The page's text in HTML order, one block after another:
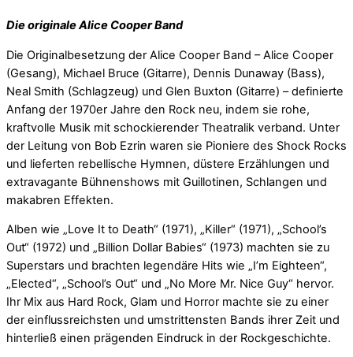
Die originale Alice Cooper Band
Die Originalbesetzung der Alice Cooper Band – Alice Cooper
(Gesang), Michael Bruce (Gitarre), Dennis Dunaway (Bass),
Neal Smith (Schlagzeug) und Glen Buxton (Gitarre) – definierte
Anfang der 1970er Jahre den Rock neu, indem sie rohe,
kraftvolle Musik mit schockierender Theatralik verband. Unter
der Leitung von Bob Ezrin waren sie Pioniere des Shock Rocks
und lieferten rebellische Hymnen, düstere Erzählungen und
extravagante Bühnenshows mit Guillotinen, Schlangen und
makabren Effekten.
Alben wie „Love It to Death“ (1971), „Killer“ (1971), „School’s
Out“ (1972) und „Billion Dollar Babies“ (1973) machten sie zu
Superstars und brachten legendäre Hits wie „I’m Eighteen“,
„Elected“, „School’s Out“ und „No More Mr. Nice Guy“ hervor.
Ihr Mix aus Hard Rock, Glam und Horror machte sie zu einer
der einflussreichsten und umstrittensten Bands ihrer Zeit und
hinterließ einen prägenden Eindruck in der Rockgeschichte.